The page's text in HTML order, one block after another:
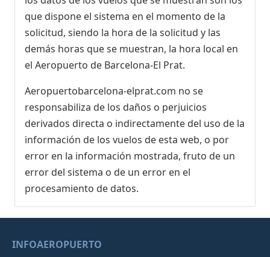
que dispone el sistema en el momento de la
solicitud, siendo la hora de la solicitud y las
demás horas que se muestran, la hora local en
el Aeropuerto de Barcelona-El Prat.
Aeropuertobarcelona-elprat.com no se
responsabiliza de los daños o perjuicios
derivados directa o indirectamente del uso de la
información de los vuelos de esta web, o por
error en la información mostrada, fruto de un
error del sistema o de un error en el
procesamiento de datos.
INFOAEROPUERTO